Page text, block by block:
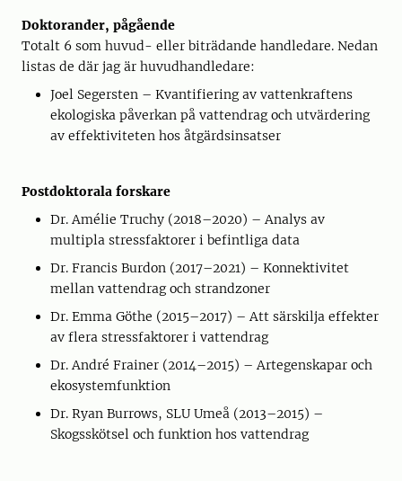
Doktorander, pågående
Totalt 6 som huvud- eller biträdande handledare. Nedan
listas de där jag är huvudhandledare:
Joel Segersten – Kvantifiering av vattenkraftens
ekologiska påverkan på vattendrag och utvärdering
av effektiviteten hos åtgärdsinsatser
Postdoktorala forskare
Dr. Amélie Truchy (2018–2020) – Analys av
multipla stressfaktorer i befintliga data
Dr. Francis Burdon (2017–2021) – Konnektivitet
mellan vattendrag och strandzoner
Dr. Emma Göthe (2015–2017) – Att särskilja effekter
av flera stressfaktorer i vattendrag
Dr. André Frainer (2014–2015) – Artegenskapar och
ekosystemfunktion
Dr. Ryan Burrows, SLU Umeå (2013–2015) –
Skogsskötsel och funktion hos vattendrag